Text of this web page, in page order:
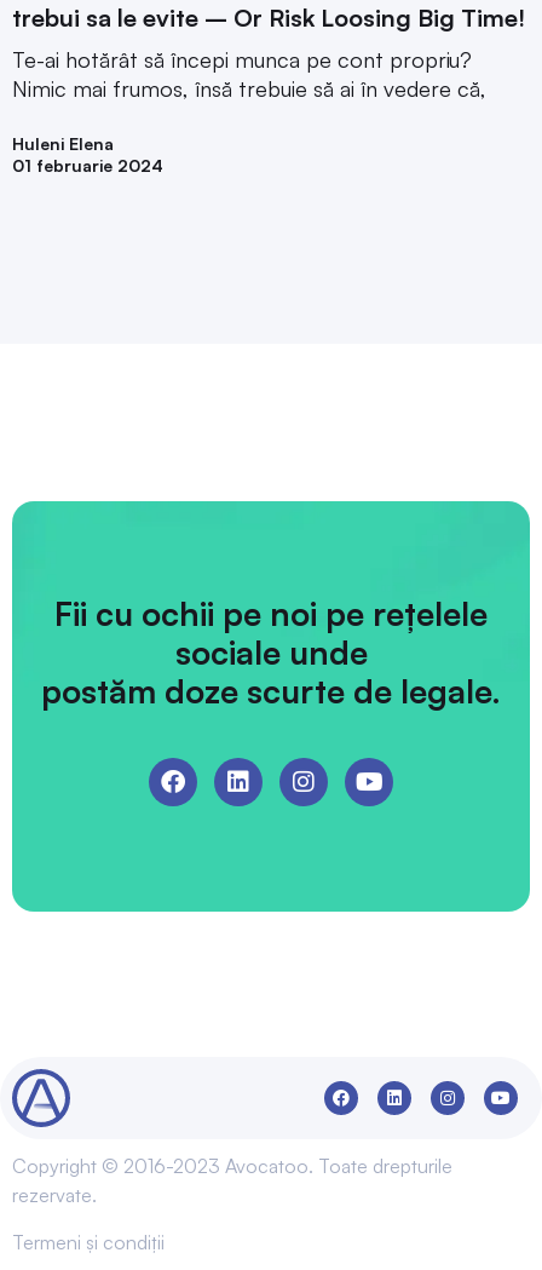
trebui sa le evite – Or Risk Loosing Big Time!
Te-ai hotărât să începi munca pe cont propriu?
Nimic mai frumos, însă trebuie să ai în vedere că,
Huleni Elena
01 februarie 2024
Fii cu ochii pe noi pe rețelele
sociale unde
postăm doze scurte de legale.
Copyright © 2016-2023 Avocatoo. Toate drepturile
rezervate.
Termeni și condiții